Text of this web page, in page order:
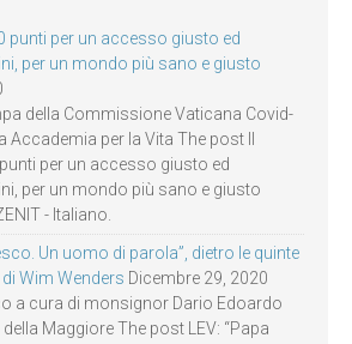
punti per un accesso giusto ed
per un mondo più sano e giusto
della Commissione Vaticana Covid-
Accademia per la Vita The post Il
per un accesso giusto ed
per un mondo più sano e giusto
- Italiano.
Un uomo di parola”, dietro le quinte
Wim Wenders Dicembre 29, 2020
a cura di monsignor Dario Edoardo
Maggiore The post LEV: “Papa